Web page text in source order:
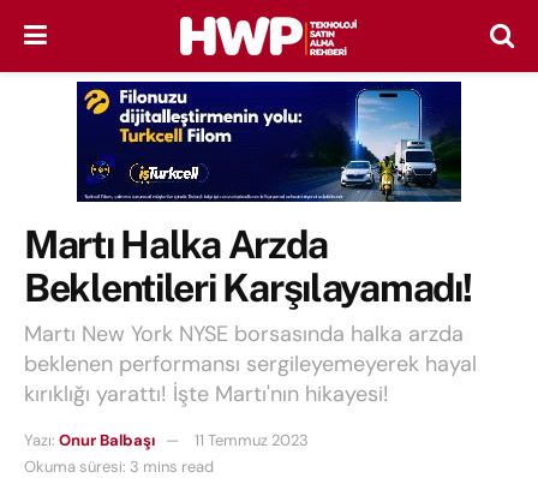
Martı Halka Arzda
Beklentileri Karşılayamadı!
Martı New York NYSE borsasında halka arzda
beklenen performansı sergileyemeyerek hayal
kırıklığı yarattı! İşte Martı'nın hikayesi!
Yazı: Onur Balbaşı
11 Temmuz 2023
Okuma süresi: 3 mins read